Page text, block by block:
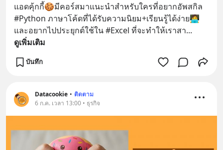
แอดคุ้กกี้🍪มีคอร์สมาแนะนำสำหรับใครที่อยากอัพสกิล
#Python ภาษาโค้ดที่ได้รับความนิยม+เรียนรู้ได้ง่าย🧑‍💻
และอยากไปประยุกต์ใช้ใน #Excel ที่จะทำให้เราสา...
ดูเพิ่มเติม
บันทึก
Datacookie • ติดตาม
6 ก.ค. เวลา 13:00 • ธุรกิจ